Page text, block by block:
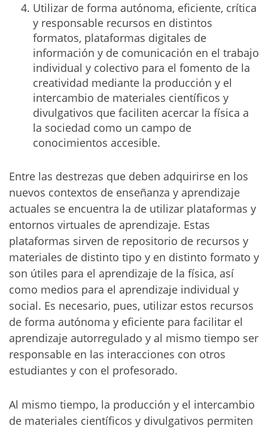
Utilizar de forma autónoma, eficiente, crítica
y responsable recursos en distintos
formatos, plataformas digitales de
información y de comunicación en el trabajo
individual y colectivo para el fomento de la
creatividad mediante la producción y el
intercambio de materiales científicos y
divulgativos que faciliten acercar la física a
la sociedad como un campo de
conocimientos accesible.
Entre las destrezas que deben adquirirse en los
nuevos contextos de enseñanza y aprendizaje
actuales se encuentra la de utilizar plataformas y
entornos virtuales de aprendizaje. Estas
plataformas sirven de repositorio de recursos y
materiales de distinto tipo y en distinto formato y
son útiles para el aprendizaje de la física, así
como medios para el aprendizaje individual y
social. Es necesario, pues, utilizar estos recursos
de forma autónoma y eficiente para facilitar el
aprendizaje autorregulado y al mismo tiempo ser
responsable en las interacciones con otros
estudiantes y con el profesorado.
Al mismo tiempo, la producción y el intercambio
de materiales científicos y divulgativos permiten